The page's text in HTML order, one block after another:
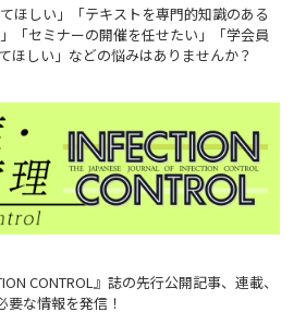
ほしい」「テキストを専門的知識のある
「セミナーの開催を任せたい」「学会員
ほしい」などの悩みはありませんか？
CONTROL』誌の先行公開記事、連載、
要な情報を発信！